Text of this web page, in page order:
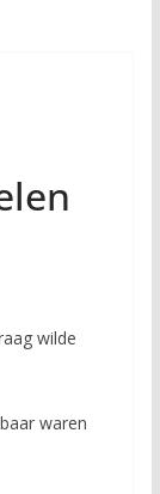
wilde
waren